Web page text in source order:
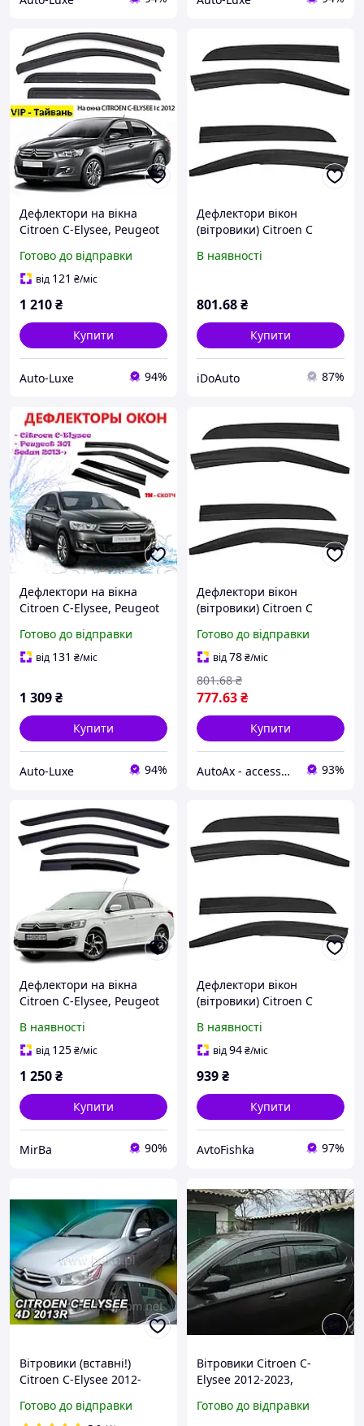
Дефлектори на вікна
Citroen C-Elysee, Peugeot
Вітровики вікон Ситроен
Елейс, Пежо 301
Готово до відправки
від 121 ₴/міс
1 210₴
Купити
Auto-Luxe 94%
Дефлектори вікон
(вітровики) Citroen C
SunPlex, седан, на скотчі
В наявності
801.68₴
Купити
iDoAuto 87%
Дефлектори на вікна
Citroen C-Elysee, Peugeot
Вітровики вікон Ситроен
Елейс, Пежо 301
Готово до відправки
від 131 ₴/міс
1 309₴
Купити
Auto-Luxe 94%
Дефлектори вікон
(вітровики) Citroen C
SunPlex, седан, на скотчі
Готово до відправки
від78₴/міс
777.63₴
801.68 ₴
Купити
AutoAx - accessory 93%
Дефлектори на вікна
Citroen C-Elysee, Peugeot
Вітровики вікон Ситроен
Елейс, Пежо 301
В наявності
від 125₴/міс
1 250₴
Купити
MirBa 90%
Дефлектори вікон
(вітровики) Citroen C
SunPlex, седан, на скотчі
В наявності
від94₴/міс
939₴
Купити
AvtoFishka 97%
Вітровики (вставні!)
Citroen C-Elysee 2012-
Heko, 12257
Готово до відправки
Вітровики Citroen C-
Elysee 2012-2023,
Sunplex, SP-S-46
Готово до відправки